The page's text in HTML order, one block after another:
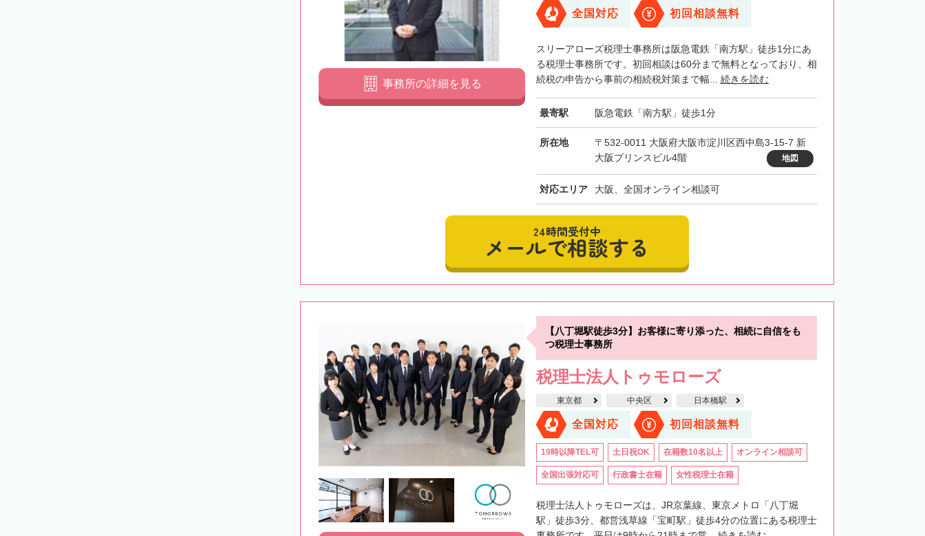
全国対応 初回相談無料
スリーアローズ税理士事務所は阪急電鉄「南方駅」徒歩1分にあ
る税理士事務所です。初回相談は60分まで無料となっており、相
続税の申告から事前の相続税対策まで幅... 続きを読む
最寄駅 阪急電鉄「南方駅」徒歩1分
所在地
〒532-0011 大阪府大阪市淀川区西中島3-15-7 新
大阪プリンスビル4階
地図
対応エリア 大阪、全国オンライン相談可
事務所の詳細を見る
24時間受付中
メールで相談する
【八丁堀駅徒歩3分】お客様に寄り添った、相続に自信をも
つ税理士事務所
税理士法人トゥモローズ
東京都 中央区 日本橋駅
全国対応 初回相談無料
19時以降TEL可 土日祝OK 在籍数10名以上 オンライン相談可
全国出張対応可 行政書士在籍 女性税理士在籍
税理士法人トゥモローズは、JR京葉線、東京メトロ「八丁堀
駅」徒歩3分、都営浅草線「宝町駅」徒歩4分の位置にある税理士